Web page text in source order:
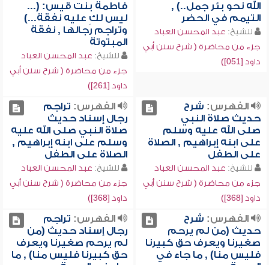
الله نحو بئر جمل..) ,
التيمم في الحضر
للشيخ: عبد المحسن العباد
جزء من محاضرة ( شرح سنن أبي
داود [051])
فاطمة بنت قيس: (...
ليس لكِ عليه نفقة...)
وتراجم رجالها , نفقة
المبتوتة
للشيخ: عبد المحسن العباد
جزء من محاضرة ( شرح سنن أبي
داود [261])
الفهرس: شرح
حديث صلاة النبي
صلى الله عليه وسلم
على ابنه إبراهيم , الصلاة
على الطفل
للشيخ: عبد المحسن العباد
جزء من محاضرة ( شرح سنن أبي
داود [368])
الفهرس: تراجم
رجال إسناد حديث
صلاة النبي صلى الله عليه
وسلم على ابنه إبراهيم ,
الصلاة على الطفل
للشيخ: عبد المحسن العباد
جزء من محاضرة ( شرح سنن أبي
داود [368])
الفهرس: شرح
حديث (من لم يرحم
صغيرنا ويعرف حق كبيرنا
فليس منا) , ما جاء في
الفهرس: تراجم
رجال إسناد حديث (من
لم يرحم صغيرنا ويعرف
حق كبيرنا فليس منا) , ما